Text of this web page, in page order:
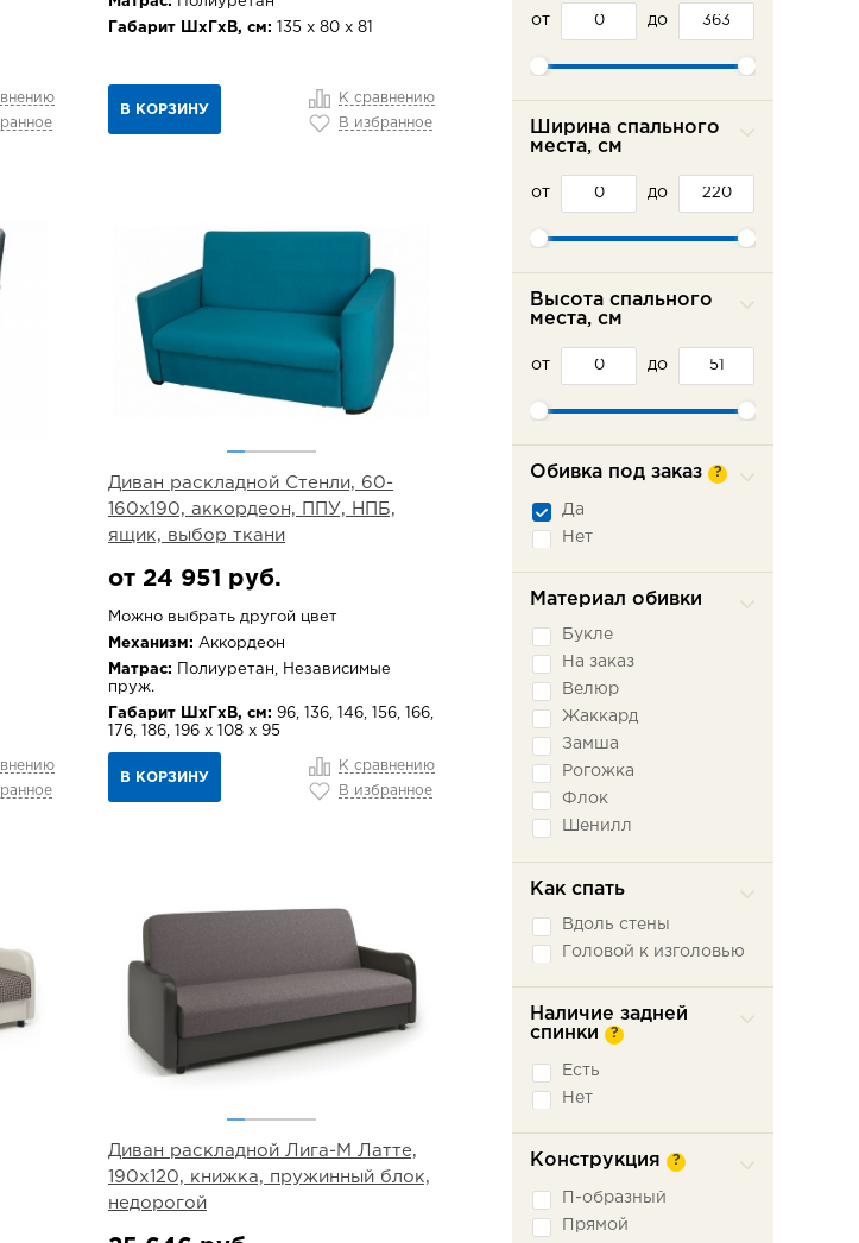
Габарит ШхГхВ, см: 135 х 80 х 81
В КОРЗИНУ
К сравнению
В избранное
Диван раскладной Стенли, 60-
160х190, аккордеон, ППУ, НПБ,
ящик, выбор ткани
от 24 951 руб.
Можно выбрать другой цвет
Механизм: Аккордеон
Матрас: Полиуретан, Независимые
пруж.
Габарит ШхГхВ, см: 96, 136, 146, 156, 166,
176, 186, 196 х 108 х 95
В КОРЗИНУ
К сравнению
В избранное
Диван раскладной Лига-М Латте,
190х120, книжка, пружинный блок,
недорогой
от до
Ширина спального
места, см
от до
Высота спального
места, см
от до
Обивка под заказ ?
Да
Нет
Материал обивки
Букле
На заказ
Велюр
Жаккард
Замша
Рогожка
Флок
Шенилл
Как спать
Вдоль стены
Головой к изголовью
Наличие задней
спинки
?
Есть
Нет
Конструкция ?
П-образный
Прямой